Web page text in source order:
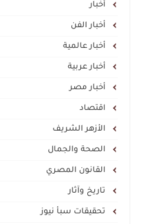
أخبار
أخبار الفن
أخبار عالمية
أخبار عربية
أخبار مصر
اقتصاد
الأزهر الشريف
الصحة والجمال
القانون المصري
تاريخ وآثار
تحقيقات سبأ نيوز